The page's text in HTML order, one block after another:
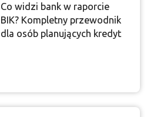
Co widzi bank w raporcie
BIK? Kompletny przewodnik
dla osób planujących kredyt